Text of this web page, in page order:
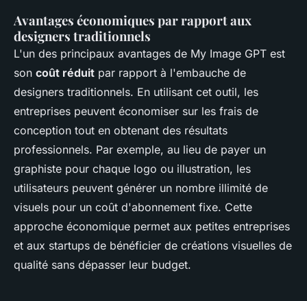
Avantages économiques par rapport aux
designers traditionnels
L'un des principaux avantages de My Image GPT est
son coût réduit par rapport à l'embauche de
designers traditionnels. En utilisant cet outil, les
entreprises peuvent économiser sur les frais de
conception tout en obtenant des résultats
professionnels. Par exemple, au lieu de payer un
graphiste pour chaque logo ou illustration, les
utilisateurs peuvent générer un nombre illimité de
visuels pour un coût d'abonnement fixe. Cette
approche économique permet aux petites entreprises
et aux startups de bénéficier de créations visuelles de
qualité sans dépasser leur budget.